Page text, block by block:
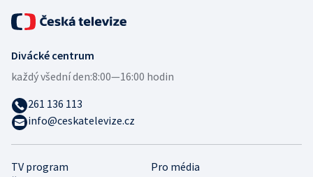
TV program
Pro média
Divácké centrum
každý všední den:8:00—16:00 hodin
261 136 113
info@ceskatelevize.cz